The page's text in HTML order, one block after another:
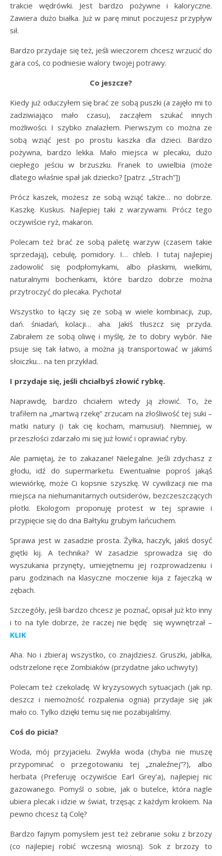
trakcie wędrówki. Jest bardzo pożywne i kaloryczne.
Zawiera dużo białka. Już w parę minut poczujesz przypływ
sił.
Bardzo przydaje się też, jeśli wieczorem chcesz wrzucić do
gara coś, co podniesie walory twojej potrawy.
Co jeszcze?
Kiedy już oduczyłem się brać ze sobą puszki (a zajęło mi to
zadziwiająco mało czasu), zacząłem szukać innych
możliwości. I szybko znalazłem. Pierwszym co można ze
sobą wziąć jest po prostu kaszka dla dzieci. Bardzo
pożywna, bardzo lekka. Mało miejsca w plecaku, dużo
ciepłego jeściu w brzuszku. Franek to uwielbia (może
dlatego właśnie spał jak dziecko? [patrz. „Strach”])
Prócz kaszek, możesz ze sobą wziąć także… no dobrze.
Kaszkę. Kuskus. Najlepiej taki z warzywami. Prócz tego
oczywiście ryż, makaron.
Polecam też brać ze sobą paletę warzyw (czasem takie
sprzedają), cebulę, pomidory. I… chleb. I tutaj najlepiej
zadowolić się podpłomykami, albo płaskimi, wielkimi,
naturalnymi bochenkami, które bardzo dobrze można
przytroczyć do plecaka. Pychota!
Wszystko to łączy się ze sobą w wiele kombinacji, zup,
dań. śniadań, kolacji… aha. Jakiś tłuszcz się przyda.
Zabrałem ze sobą oliwę i myślę, że to dobry wybór. Nie
psuje się tak łatwo, a można ją transportować w jakimś
słoiczku… na ten przykład.
I przydaje się, jeśli chciałbyś złowić rybkę.
Naprawdę, bardzo chciałem wtedy ją złowić. To, że
trafiłem na „martwą rzekę” zrzucam na złośliwość tej suki –
matki natury (i tak cię kocham, mamusiu!). Niemniej, w
przeszłości zdarzało mi się już łowić i oprawiać ryby.
Ale pamiętaj, że to zakazane! Nielegalne. Jeśli zdychasz z
głodu, idź do supermarketu. Ewentualnie poproś jakąś
wiewiórkę, może Ci kopsnie szyszkę. W cywilizacji nie ma
miejsca na niehumanitarnych outsiderów, bezczeszczących
płotki. Ekologom proponuję protest w tej sprawie i
przypięcie się do dna Bałtyku grubym łańcuchem.
Sprawa jest w zasadzie prosta. Żyłka, haczyk, jakiś dosyć
giętki kij. A technika? W zasadzie sprowadza się do
wyszukania przynęty, umiejętnemu jej rozprowadzeniu i
paru godzinach na klasyczne moczenie kija z fajeczką w
zębach.
Szczegóły, jeśli bardzo chcesz je poznać, opisał już kto inny
i to na tyle dobrze, że raczej nie będę się wywnętrzał –
KLIK
Aha. No i zbieraj wszystko, co znajdziesz. Gruszki, jabłka,
odstrzelone ręce Zombiaków (przydatne jako uchwyty)
Polecam też czekoladę. W kryzysowych sytuacjach (jak np.
deszcz i niemożność rozpalenia ognia) przydaje się jak
mało co. Tylko dzięki temu się nie pozabijaliśmy.
Coś do picia?
Woda, mój przyjacielu. Zwykła woda (chyba nie muszę
przypominać o przegotowaniu tej „znaleźnej”?), albo
herbata (Preferuję oczywiście Earl Grey’a), najlepiej nic
gazowanego. Pomyśl o sobie, jak o butelce, która nagle
ubiera plecak i idzie w świat, trzęsąc z każdym krokiem. Na
pewno chcesz tą Colę?
Bardzo fajnym pomysłem jest też zebranie soku z brzozy
(co najlepiej robić wczesną wiosną). Sok z brzozy to